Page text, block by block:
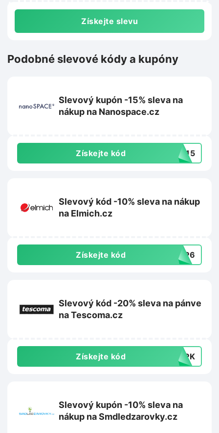
Získejte slevu
Podobné slevové kódy a kupóny
Slevový kupón -15% sleva na
nákup na Nanospace.cz
Získejte kód 9015
Slevový kód -10% sleva na nákup
na Elmich.cz
Získejte kód 0EP6
Slevový kód -20% sleva na pánve
na Tescoma.cz
Získejte kód F3PK
Slevový kupón -10% sleva na
nákup na Smdledzarovky.cz